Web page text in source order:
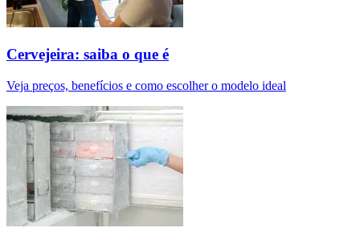
Cervejeira: saiba o que é
Veja preços, benefícios e como escolher o modelo ideal